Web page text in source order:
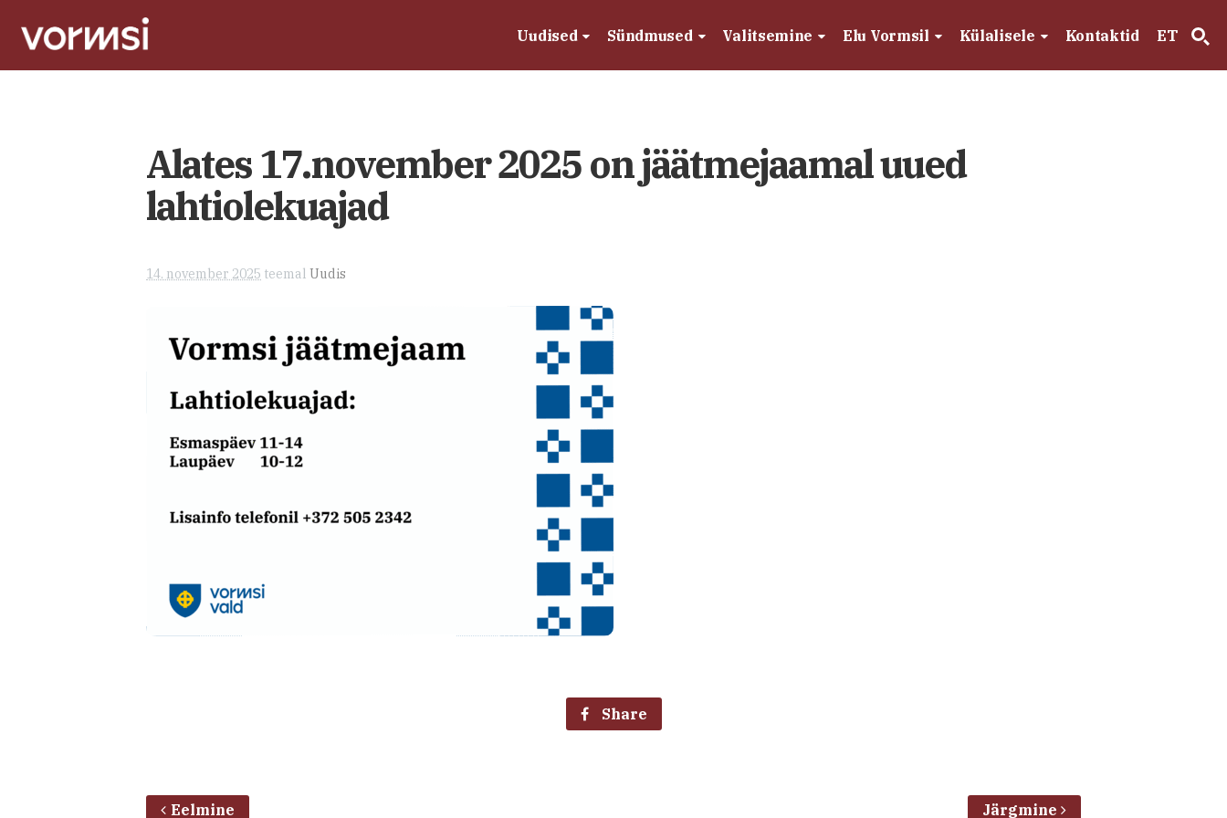
Uudised Sündmused Valitsemine Elu Vormsil Külalisele Kontaktid ET
Alates 17.november 2025 on jäätmejaamal uued
lahtiolekuajad
14. november 2025 teemal Uudis
Share
Eelmine Järgmine